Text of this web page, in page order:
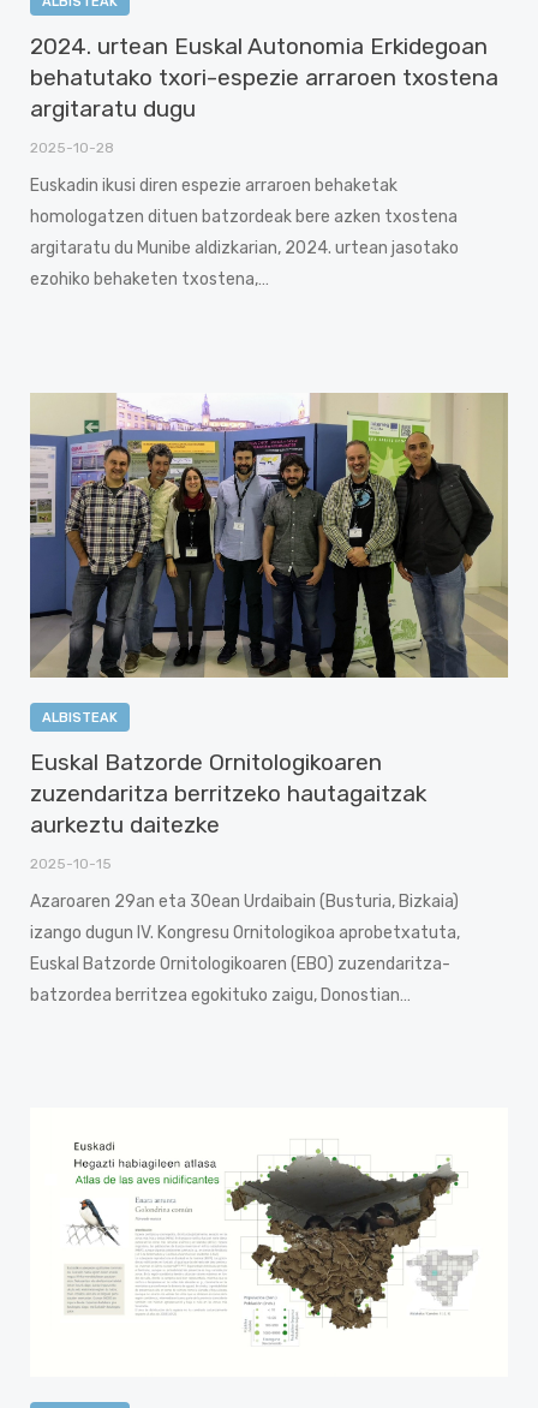
2024. urtean Euskal Autonomia Erkidegoan
behatutako txori-espezie arraroen txostena
argitaratu dugu
2025-10-28
Euskadin ikusi diren espezie arraroen behaketak
homologatzen dituen batzordeak bere azken txostena
argitaratu du Munibe aldizkarian, 2024. urtean jasotako
ezohiko behaketen txostena,…
ALBISTEAK
Euskal Batzorde Ornitologikoaren
zuzendaritza berritzeko hautagaitzak
aurkeztu daitezke
2025-10-15
Azaroaren 29an eta 30ean Urdaibain (Busturia, Bizkaia)
izango dugun IV. Kongresu Ornitologikoa aprobetxatuta,
Euskal Batzorde Ornitologikoaren (EBO) zuzendaritza-
batzordea berritzea egokituko zaigu, Donostian…